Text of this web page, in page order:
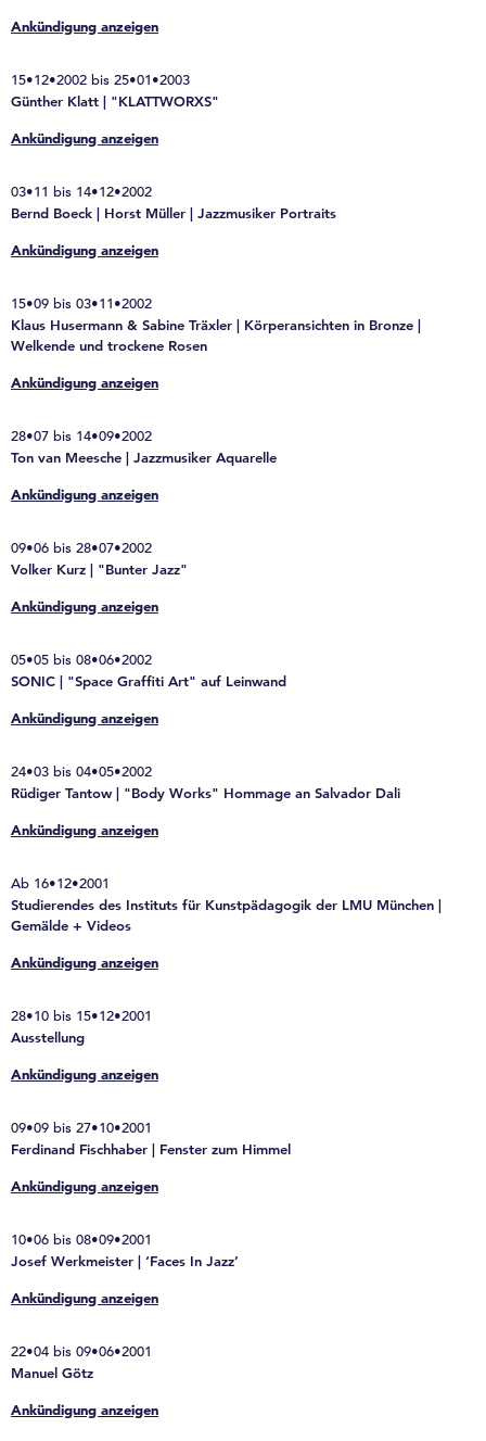
Ankündigung anzeigen
15•12•2002 bis 25•01•2003
Günther Klatt | "KLATTWORXS"
Ankündigung anzeigen
03•11 bis 14•12•2002
Bernd Boeck | Horst Müller | Jazzmusiker Portraits
Ankündigung anzeigen
15•09 bis 03•11•2002
Klaus Husermann & Sabine Träxler | Körperansichten in Bronze |
Welkende und trockene Rosen
Ankündigung anzeigen
28•07 bis 14•09•2002
Ton van Meesche | Jazzmusiker Aquarelle
Ankündigung anzeigen
09•06 bis 28•07•2002
Volker Kurz | "Bunter Jazz"
Ankündigung anzeigen
05•05 bis 08•06•2002
SONIC | "Space Graffiti Art" auf Leinwand
Ankündigung anzeigen
24•03 bis 04•05•2002
Rüdiger Tantow | "Body Works" Hommage an Salvador Dali
Ankündigung anzeigen
Ab 16•12•2001
Studierendes des Instituts für Kunstpädagogik der LMU München |
Gemälde + Videos
Ankündigung anzeigen
28•10 bis 15•12•2001
Ausstellung
Ankündigung anzeigen
09•09 bis 27•10•2001
Ferdinand Fischhaber | Fenster zum Himmel
Ankündigung anzeigen
10•06 bis 08•09•2001
Josef Werkmeister | ‘Faces In Jazz’
Ankündigung anzeigen
22•04 bis 09•06•2001
Manuel Götz
Ankündigung anzeigen